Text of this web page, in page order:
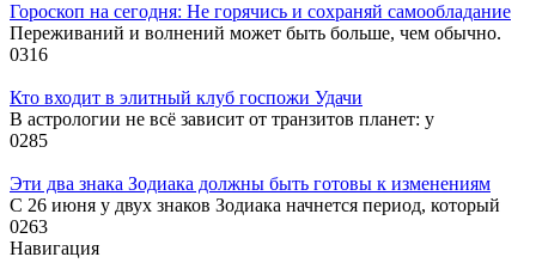
Гороскоп на сегодня: Не горячись и сохраняй самообладание
Переживаний и волнений может быть больше, чем обычно.
0316
Кто входит в элитный клуб госпожи Удачи
В астрологии не всё зависит от транзитов планет: у
0285
Эти два знака Зодиака должны быть готовы к изменениям
С 26 июня у двух знаков Зодиака начнется период, который
0263
Навигация